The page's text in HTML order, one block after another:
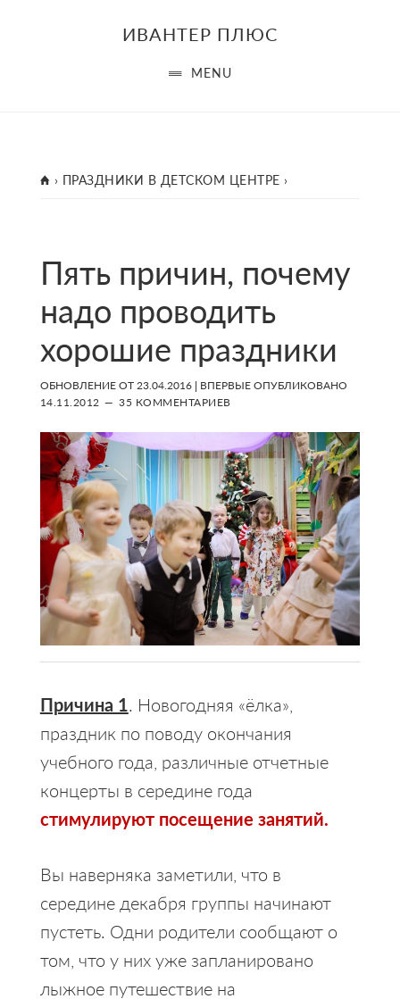
ИВАНТЕР ПЛЮС
MENU
ГЛАВНАЯ
› ПРАЗДНИКИ В ДЕТСКОМ ЦЕНТРЕ ›
Пять причин, почему
надо проводить
хорошие праздники
ОБНОВЛЕНИЕ ОТ23.04.2016| ВПЕРВЫЕ ОПУБЛИКОВАНО
14.11.2012
35 КОММЕНТАРИЕВ
Причина 1. Новогодняя «ёлка»,
праздник по поводу окончания
учебного года, различные отчетные
концерты в середине года
стимулируют посещение занятий.
Вы наверняка заметили, что в
середине декабря группы начинают
пустеть. Одни родители сообщают о
том, что у них уже запланировано
лыжное путешествие на